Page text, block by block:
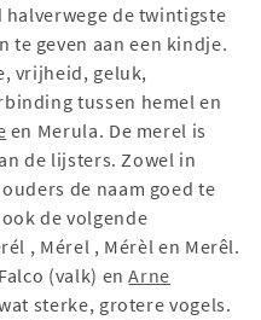
de twintigste
te geven aan een kindje.
vrijheid, geluk,
tussen hemel en
en Merula. De merel is
de lijsters. Zowel in
de naam goed te
de volgende
, Mérel , Mérèl en Merêl.
(valk) enArne
sterke, grotere vogels.